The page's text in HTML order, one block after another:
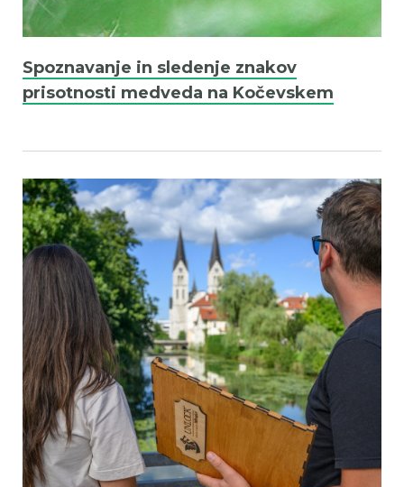
Spoznavanje in sledenje znakov
prisotnosti medveda na Kočevskem